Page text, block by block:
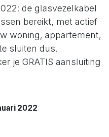
de glasvezelkabel
bereikt, met actief
woning, appartement,
sluiten dus.
je GRATIS aansluiting
2022